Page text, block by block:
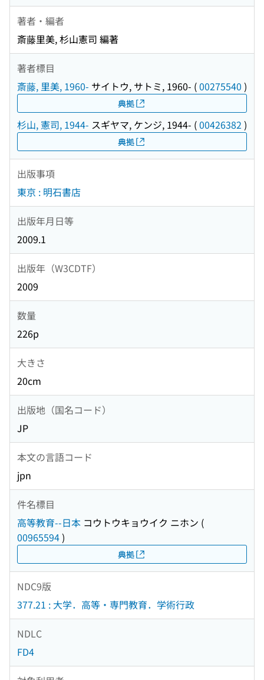
著者・編者
斎藤里美, 杉山憲司 編著
著者標目
斎藤, 里美, 1960- サイトウ, サトミ, 1960- (00275540 )
典拠
杉山, 憲司, 1944- スギヤマ, ケンジ, 1944- (00426382 )
典拠
出版事項
東京 : 明石書店
出版年月日等
2009.1
出版年（W3CDTF）
2009
数量
226p
大きさ
20cm
出版地（国名コード）
JP
本文の言語コード
jpn
件名標目
高等教育--日本 コウトウキョウイク ニホン (
00965594)
典拠
NDC9版
377.21 : 大学．高等・専門教育．学術行政
NDLC
FD4